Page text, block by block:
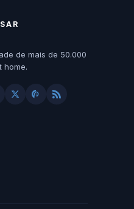
de mais de 50.000
home.